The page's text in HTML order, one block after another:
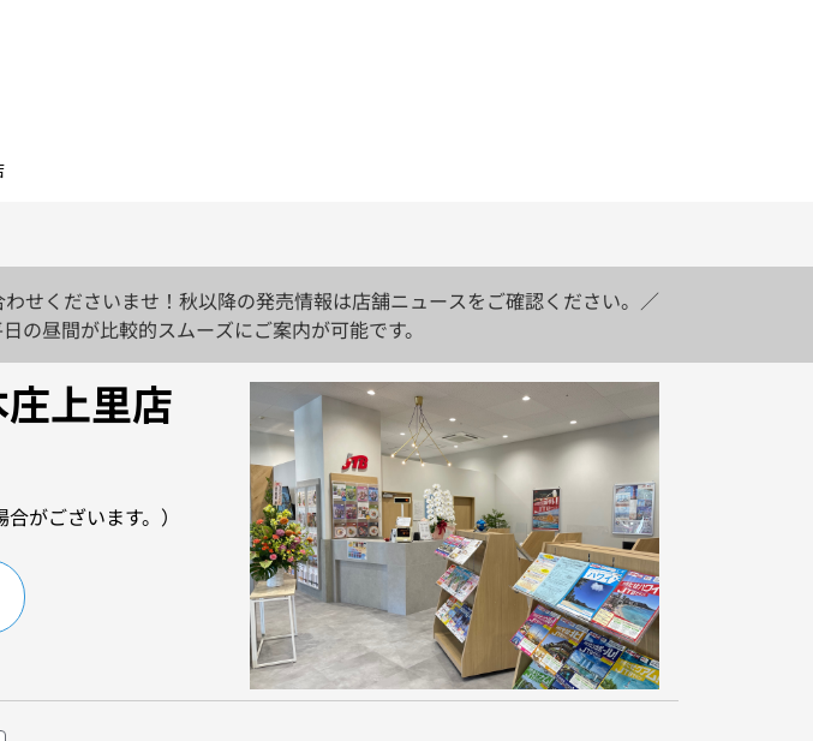
せくださいませ！秋以降の発売情報は店舗ニュースをご確認ください。／
の昼間が比較的スムーズにご案内が可能です。
上里店
がございます。）